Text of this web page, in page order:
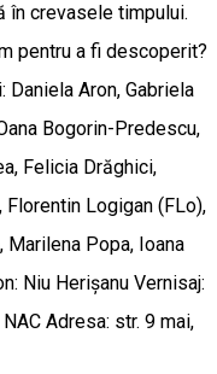
în crevasele timpului.
pentru a fi descoperit?
Daniela Aron, Gabriela
Bogorin-Predescu,
Felicia Drăghici,
Florentin Logigan (FLo),
Marilena Popa, Ioana
Niu Herișanu Vernisaj:
Adresa: str. 9 mai,